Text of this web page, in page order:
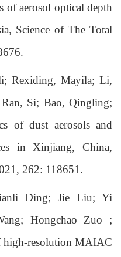
of aerosol optical depth
Science of The Total
Rexiding, Mayila; Li,
Si; Bao, Qingling;
of dust aerosols and
in Xinjiang, China,
262: 118651.
Ding; Jie Liu; Yi
Hongchao Zuo ;
high-resolution MAIAC